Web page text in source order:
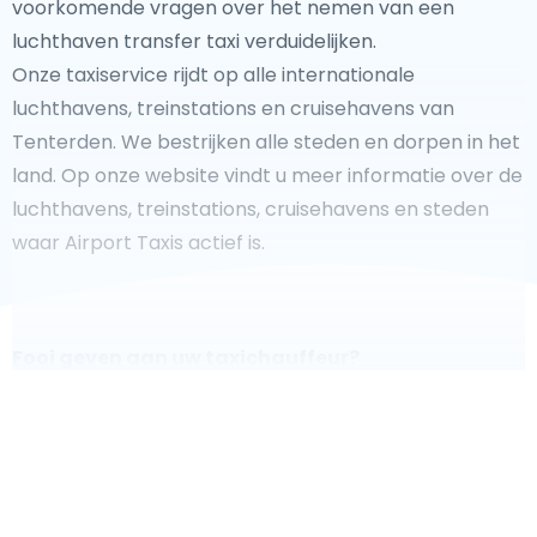
voorkomende vragen over het nemen van een
luchthaven transfer taxi verduidelijken.
Onze taxiservice rijdt op alle internationale
luchthavens, treinstations en cruisehavens van
Tenterden. We bestrijken alle steden en dorpen in het
land. Op onze website vindt u meer informatie over de
luchthavens, treinstations, cruisehavens en steden
waar Airport Taxis actief is.